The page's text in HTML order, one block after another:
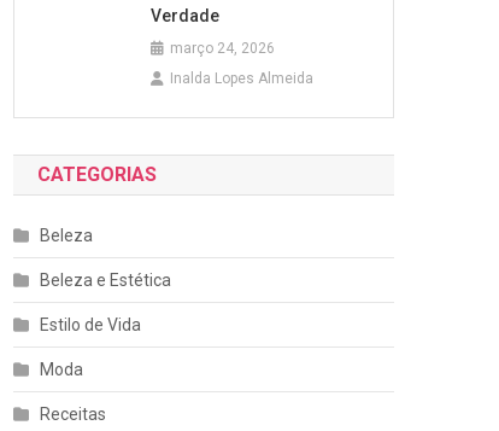
Verdade
março 24, 2026
Inalda Lopes Almeida
CATEGORIAS
Beleza
Beleza e Estética
Estilo de Vida
Moda
Receitas